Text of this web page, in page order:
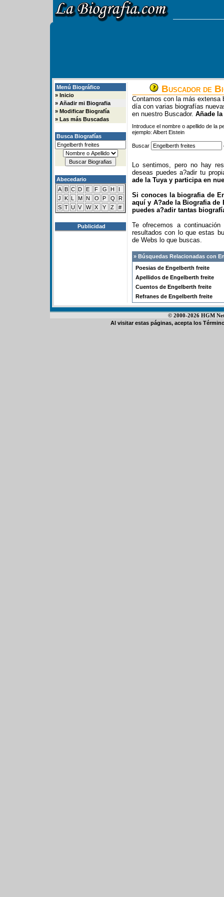
Menú Biográfico
» Inicio
» Añadir mi Biografia
» Modificar Biografía
» Las más Buscadas
Busca Biografías
Abecedario
A B C D E F G H
I
J
K L M N O P Q
R
S T U V W X Y Z #
Publicidad
Buscador de
Contamos con la más extensa
día con varias biografías
en nuestro Buscador. Añade
Introduce el nombre o apellido de la
ejemplo: Albert Eistein
Buscar
Lo sentimos, pero no hay
deseas puedes a?adir tu
ade la Tuya y participa en
Si conoces la biografia de
aquí y A?ade la Biografia de
puedes a?adir tantas
Te ofrecemos a
resultados con lo que estas
de Webs lo que buscas.
» Búsquedas Relacionadas con
Poesias de Engelberth freite
Apellidos de Engelberth freite
Cuentos de Engelberth freite
Refranes de Engelberth freite
© 2000-2026 HGM
Al visitar estas páginas, acepta los